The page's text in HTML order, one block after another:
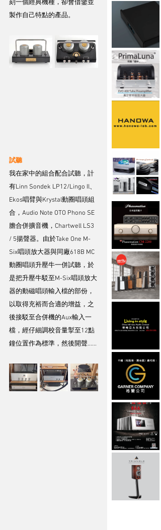
刻一個經典機種，卻會借鑒並
製作自己特點的產品。
試聽
我在家中的組合配合試聽，計
有Linn Sondek LP12/Lingo Il、
Ekos唱臂與Krystal動圈唱頭組
合，Audio Note OTO Phono SE
膽合併擴音機，Chartwell LS3
/ 5揚聲器。由於Take One M-
Six唱頭放大器與同廠618B MC
動圈唱頭升壓牛一併試聽，於
是把升壓牛駁至M-Six唱頭放大
器的動磁唱頭輸入檔的部份，
以取得充裕而合適的增益，之
後接駁至合併機的Aux輸入一
檔，經仔細調校音量掣至12點
鐘位置作為標準，然後開聲......